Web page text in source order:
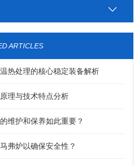
ARTICLES
热处理的核心稳定装备解析
理与技术特点分析
维护和保养如此重要？
弗炉以确保安全性？